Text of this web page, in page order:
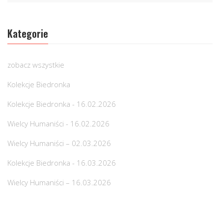
Kategorie
zobacz wszystkie
Kolekcje Biedronka
Kolekcje Biedronka - 16.02.2026
Wielcy Humaniści - 16.02.2026
Wielcy Humaniści – 02.03.2026
Kolekcje Biedronka - 16.03.2026
Wielcy Humaniści – 16.03.2026